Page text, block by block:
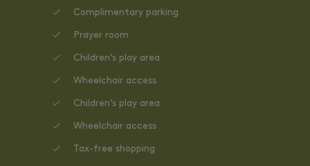
Complimentary parking
Prayer room
Children’s play area
Wheelchair access
Children’s play area
Wheelchair access
Tax-free shopping